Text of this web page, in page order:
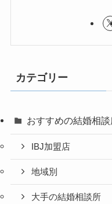
カテゴリー
おすすめの結婚相
IBJ加盟店
地域別
大手の結婚相談所